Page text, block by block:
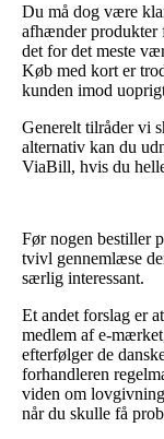
Du må dog være
afhænder produkter
det for det meste
Køb med kort er
kunden imod
Generelt tilråder vi
alternativ kan du
ViaBill, hvis du
Før nogen bestiller
tvivl gennemlæse
særlig interessant.
Et andet forslag er
medlem af e-
efterfølger de
forhandleren
viden om
når du skulle få